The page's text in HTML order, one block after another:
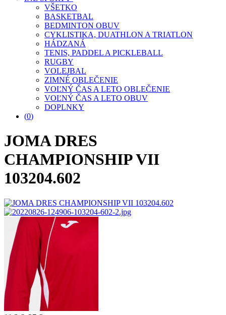
VŠETKO
BASKETBAL
BEDMINTON OBUV
CYKLISTIKA, DUATHLON A TRIATLON
HÁDZANÁ
TENIS, PADDEL A PICKLEBALL
RUGBY
VOLEJBAL
ZIMNÉ OBLEČENIE
VOĽNÝ ČAS A LETO OBLEČENIE
VOĽNÝ ČAS A LETO OBUV
DOPLNKY
(0)
JOMA DRES
CHAMPIONSHIP VII
103204.602